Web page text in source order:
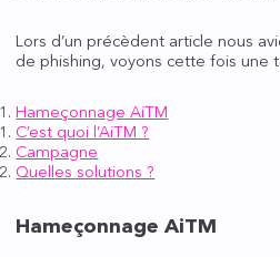
Lors d’un précèdent article nous
de phishing, voyons cette fois une
Hameçonnage AiTM
C’est quoi l’AiTM ?
Campagne
Quelles solutions ?
Hameçonnage AiTM